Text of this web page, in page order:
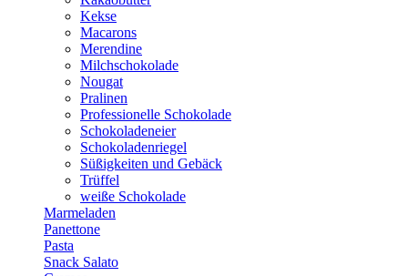
Kekse
Macarons
Merendine
Milchschokolade
Nougat
Pralinen
Professionelle Schokolade
Schokoladeneier
Schokoladenriegel
Süßigkeiten und Gebäck
Trüffel
weiße Schokolade
Marmeladen
Panettone
Pasta
Snack Salato